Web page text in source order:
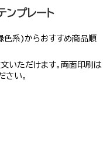
ンプレート
色系)からおすすめ商品順
いただけます。両面印刷は
さい。